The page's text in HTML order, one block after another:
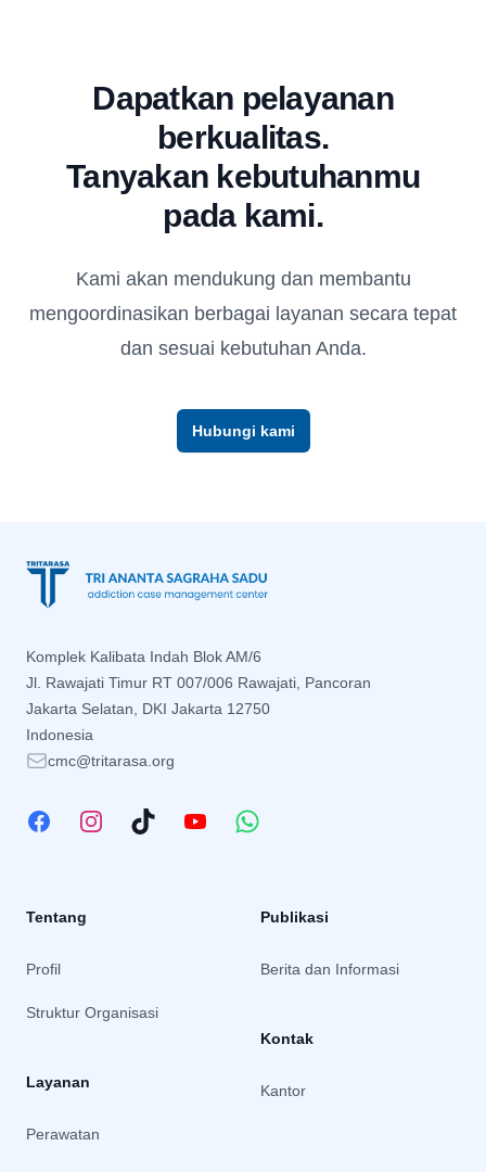
Dapatkan pelayanan
berkualitas.
Tanyakan kebutuhanmu
pada kami.
Kami akan mendukung dan membantu
mengoordinasikan berbagai layanan secara tepat
dan sesuai kebutuhan Anda.
Hubungi kami
Komplek Kalibata Indah Blok AM/6
Jl. Rawajati Timur RT 007/006 Rawajati, Pancoran
Jakarta Selatan, DKI Jakarta 12750
Indonesia
cmc@tritarasa.org
FacebookInstagram
TikTok YouTubeWhatsApp
Tentang
Profil
Struktur Organisasi
Layanan
Perawatan
Publikasi
Berita dan Informasi
Kontak
Kantor